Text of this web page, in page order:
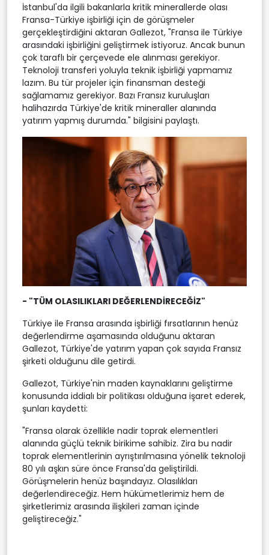
İstanbul'da ilgili bakanlarla kritik minerallerde olası
Fransa-Türkiye işbirliği için de görüşmeler
gerçekleştirdiğini aktaran Gallezot, "Fransa ile Türkiye
arasındaki işbirliğini geliştirmek istiyoruz. Ancak bunun
çok taraflı bir çerçevede ele alınması gerekiyor.
Teknoloji transferi yoluyla teknik işbirliği yapmamız
lazım. Bu tür projeler için finansman desteği
sağlamamız gerekiyor. Bazı Fransız kuruluşları
halihazırda Türkiye'de kritik mineraller alanında
yatırım yapmış durumda." bilgisini paylaştı.
- "TÜM OLASILIKLARI DEĞERLENDİRECEĞİZ"
Türkiye ile Fransa arasında işbirliği fırsatlarının henüz
değerlendirme aşamasında olduğunu aktaran
Gallezot, Türkiye'de yatırım yapan çok sayıda Fransız
şirketi olduğunu dile getirdi.
Gallezot, Türkiye'nin maden kaynaklarını geliştirme
konusunda iddialı bir politikası olduğuna işaret ederek,
şunları kaydetti:
"Fransa olarak özellikle nadir toprak elementleri
alanında güçlü teknik birikime sahibiz. Zira bu nadir
toprak elementlerinin ayrıştırılmasına yönelik teknoloji
80 yılı aşkın süre önce Fransa'da geliştirildi.
Görüşmelerin henüz başındayız. Olasılıkları
değerlendireceğiz. Hem hükümetlerimiz hem de
şirketlerimiz arasında ilişkileri zaman içinde
geliştireceğiz."